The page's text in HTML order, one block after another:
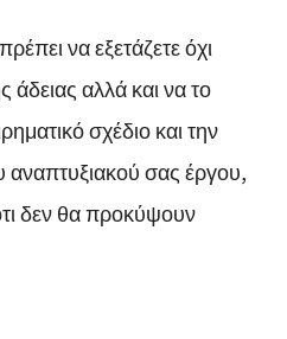
να εξετάζετε όχι
άδειας αλλά και να το
σχέδιο και την
σας έργου,
δεν θα προκύψουν